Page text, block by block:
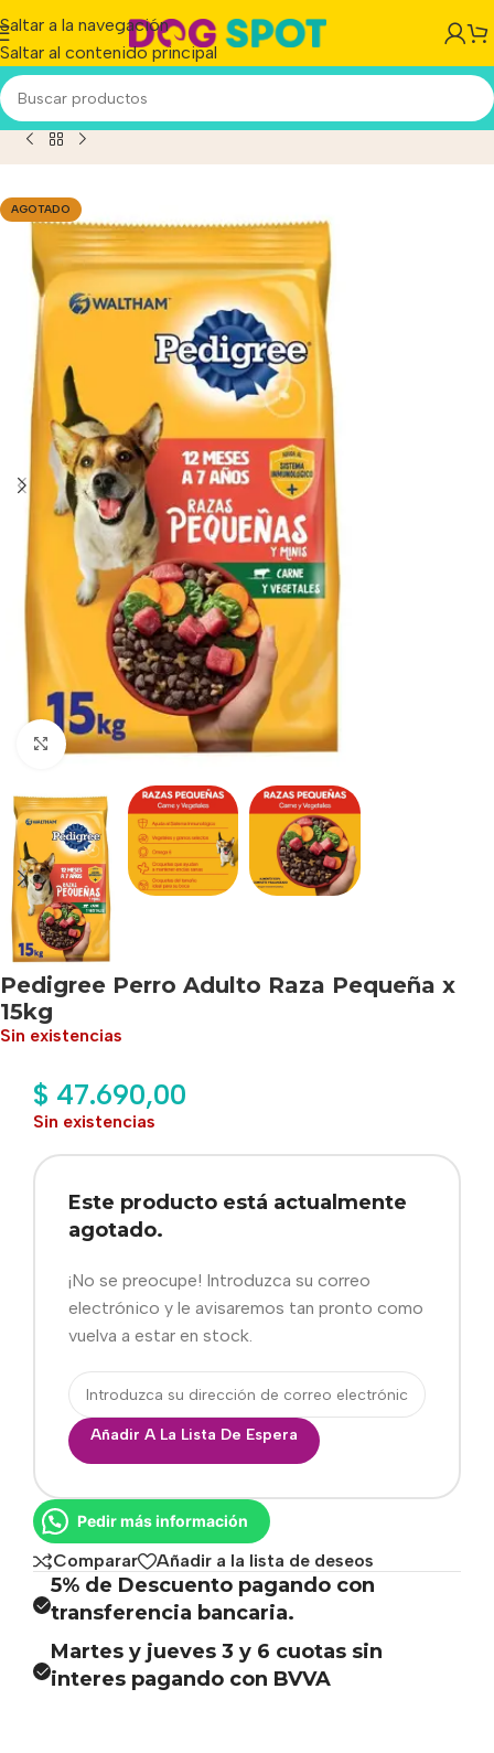
Saltar a la navegación
Saltar al contenido principal
/Producto/Pedigree Perro Adulto Raza Pequeña x 15kg
AGOTADO
Haga clic para ampliar
Pedigree Perro Adulto Raza Pequeña x
15kg
Sin existencias
$ 47.690,00
Sin existencias
Este producto está actualmente
agotado.
¡No se preocupe! Introduzca su correo
electrónico y le avisaremos tan pronto como
vuelva a estar en stock.
Añadir A La Lista De Espera
Pedir más información
Comparar Añadir a la lista de deseos
5% de Descuento pagando con
transferencia bancaria.
Martes y jueves 3 y 6 cuotas sin
interes pagando con BVVA